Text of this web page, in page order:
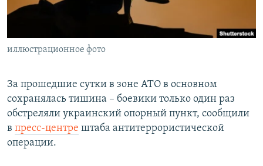
ELIFBE
ПРИСОЕДИНЯЙТЕСЬ!
Все сайты RFE/RL
иллюстрационное фото
За прошедшие сутки в зоне АТО в основном
сохранялась тишина – боевики только один раз
обстреляли украинский опорный пункт, сообщили
в пресс-центре штаба антитеррористической
операции.